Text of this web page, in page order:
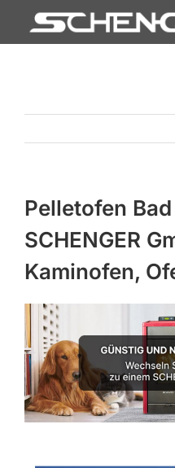
Inhalt
HÄNDLERSUCHE
UNTERNEHMEN
PROFIL
WARENKORB
PRODUCTS
SEARCH
Pelletofen
SCHENGER
Kaminofen,